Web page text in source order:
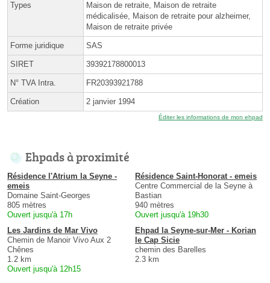
Types
Maison de retraite, Maison de retraite
médicalisée, Maison de retraite pour alzheimer,
Maison de retraite privée
Forme juridique SAS
SIRET 39392178800013
N° TVA Intra. FR20393921788
Création 2 janvier 1994
Éditer les informations de mon ehpad
Ehpads à proximité
Résidence l'Atrium la Seyne -
emeis
Domaine Saint-Georges
805 mètres
Ouvert jusqu'à 17h
Résidence Saint-Honorat - emeis
Centre Commercial de la Seyne à
Bastian
940 mètres
Ouvert jusqu'à 19h30
Les Jardins de Mar Vivo
Chemin de Manoir Vivo Aux 2
Chênes
1.2 km
Ouvert jusqu'à 12h15
Ehpad la Seyne-sur-Mer - Korian
le Cap Sicie
chemin des Barelles
2.3 km